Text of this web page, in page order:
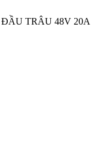
TRÂU 48V 20A